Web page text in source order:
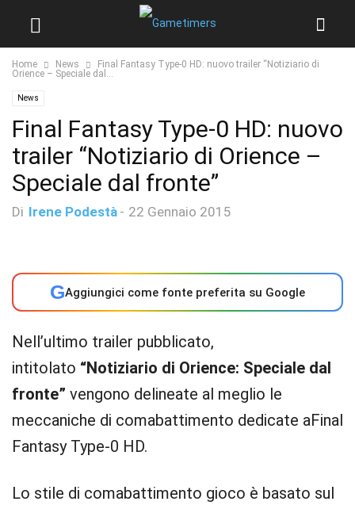
Home News
Final Fantasy Type-0 HD: nuovo trailer “Notiziario di
Orience – Speciale dal...
News
Final Fantasy Type-0 HD: nuovo
trailer “Notiziario di Orience –
Speciale dal fronte”
Di Irene Podestà - 22 Gennaio 2015
GAggiungici come fonte preferita su Google
Nell’ultimo trailer pubblicato,
intitolato “Notiziario di Orience: Speciale dal
fronte” vengono delineate al meglio le
meccaniche di comabattimento dedicate aFinal
Fantasy Type-0 HD.
Lo stile di comabattimento gioco è basato sul